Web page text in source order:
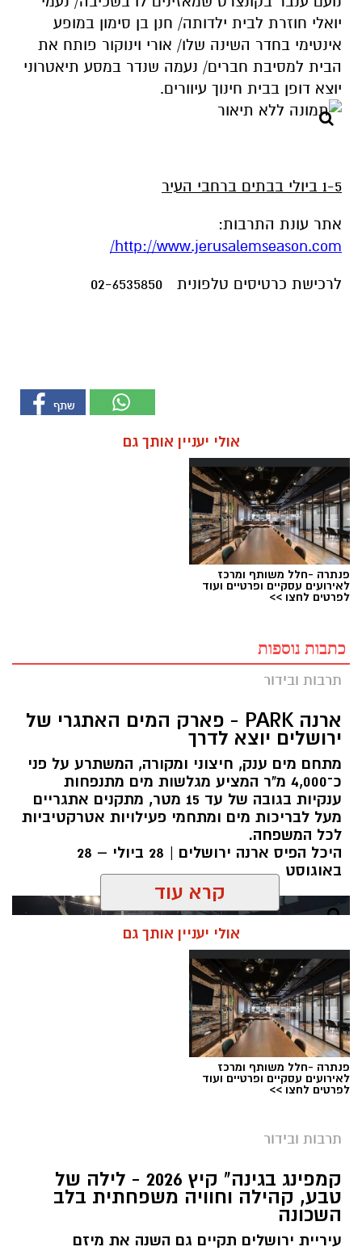
יואלי חוזרת לבית ילדותה/ חנן בן סימון במופע
אינטימי בחדר השינה שלו/ אורי וינוקור פותח את
הבית למסיבת חברים/ נעמה שנדר במסע תיאטרוני
יוצא דופן בבית חינוך עיוורים.
1-5 ביולי בבתים ברחבי העיר
אתר עונת התרבות:
http://www.jerusalemseason.com/
לרכישת כרטיסים טלפונית 02-6535850
אולי יעניין אותך גם
פנתרה -חלל משותף ומרכז
לאירועים עסקיים ופרטיים ועוד
לפרטים לחצו >>
כתבות נוספות
תרבות ובידור
ארנה PARK - פארק המים האתגרי של
ירושלים יוצא לדרך
מתחם מים ענק, חיצוני ומקורה, המשתרע על פני
כ־4,000 מ"ר המציע מגלשות מים מתנפחות
ענקיות בגובה של עד 15 מטר, מתקנים אתגריים
מעל לבריכות מים ומתחמי פעילויות אטרקטיביות
לכל המשפחה.
היכל הפיס ארנה ירושלים | 28 ביולי – 28
באוגוסט
מערכת ירושלים נט / 10:00 28.07.26
תגים:פארק המים
קרא עוד
אולי יעניין אותך גם
פנתרה -חלל משותף ומרכז
לאירועים עסקיים ופרטיים ועוד
לפרטים לחצו >>
תרבות ובידור
קמפינג בגינה" קיץ 2026 - לילה של
טבע, קהילה וחוויה משפחתית בלב
השכונה
עיריית ירושלים תקיים גם השנה את מיזם